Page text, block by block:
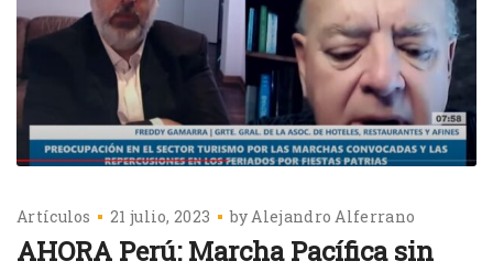
Artículos 21 julio, 2023 by Alejandro Alferrano
AHORA Perú: Marcha Pacífica sin